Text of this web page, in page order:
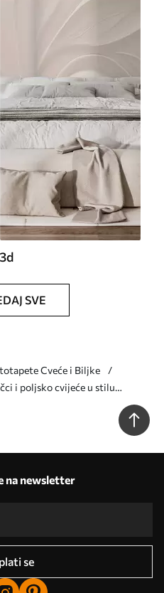
3d
SVE
Cveće i Biljke
i poljsko cvijeće u stilu
na newsletter
se